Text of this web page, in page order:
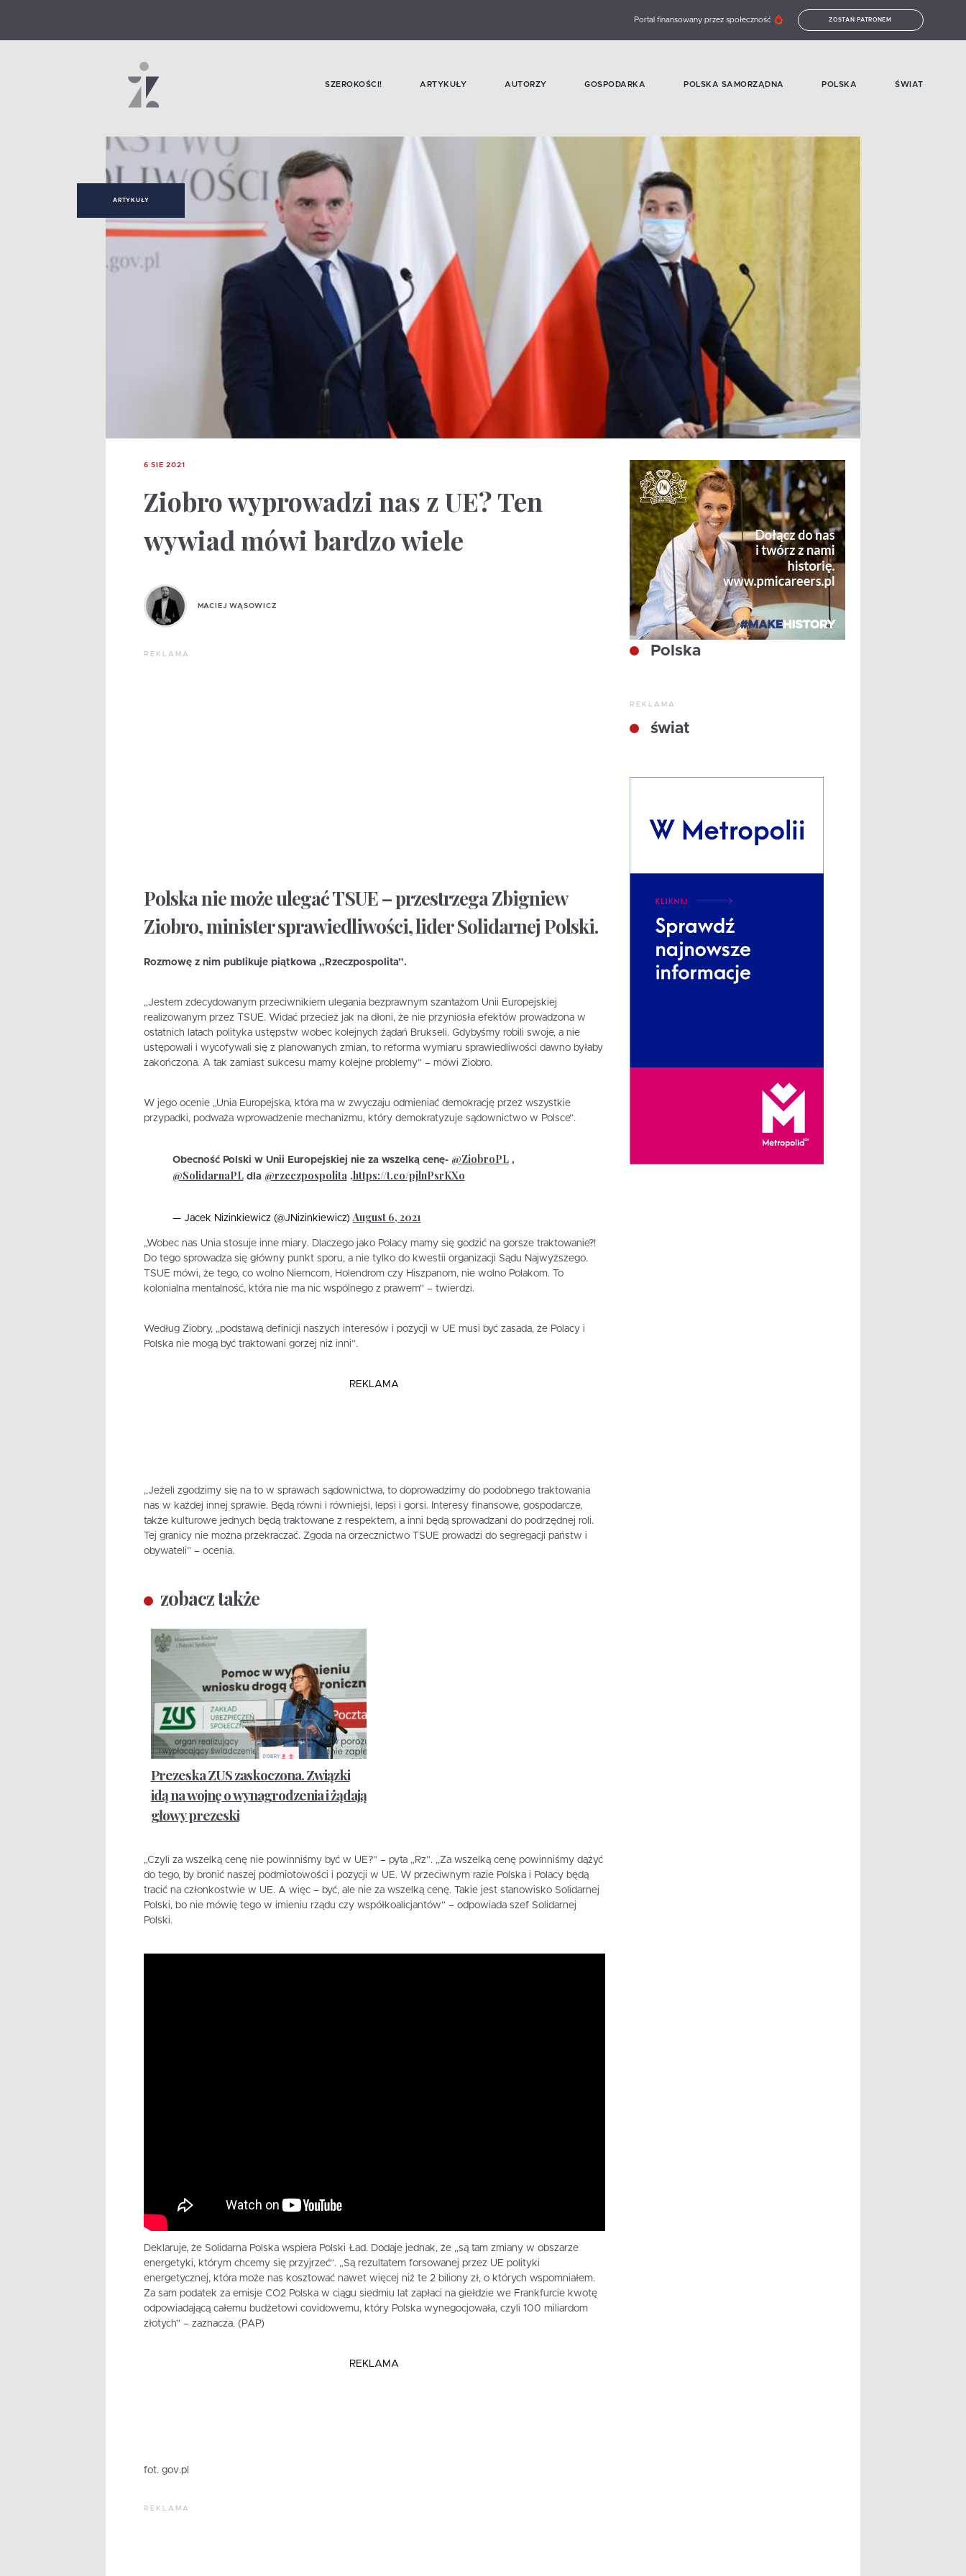
Portal finansowany przez społeczność ZOSTAŃ PATRONEM
SZEROKOŚCI! ARTYKUŁY AUTORZY GOSPODARKA POLSKA SAMORZĄDNA POLSKA ŚWIAT
ARTYKUŁY
6 SIE 2021
Ziobro wyprowadzi nas z UE? Ten
wywiad mówi bardzo wiele
MACIEJ WĄSOWICZ
REKLAMA
Polska nie może ulegać TSUE – przestrzega Zbigniew
Ziobro, minister sprawiedliwości, lider Solidarnej Polski.
Rozmowę z nim publikuje piątkowa „Rzeczpospolita”.
„Jestem zdecydowanym przeciwnikiem ulegania bezprawnym szantażom Unii Europejskiej
realizowanym przez TSUE. Widać przecież jak na dłoni, że nie przyniosła efektów prowadzona w
ostatnich latach polityka ustępstw wobec kolejnych żądań Brukseli. Gdybyśmy robili swoje, a nie
ustępowali i wycofywali się z planowanych zmian, to reforma wymiaru sprawiedliwości dawno byłaby
zakończona. A tak zamiast sukcesu mamy kolejne problemy” – mówi Ziobro.
W jego ocenie „Unia Europejska, która ma w zwyczaju odmieniać demokrację przez wszystkie
przypadki, podważa wprowadzenie mechanizmu, który demokratyzuje sądownictwo w Polsce”.
Obecność Polski w Unii Europejskiej nie za wszelką cenę- @ZiobroPL,
@SolidarnaPLdla @rzeczpospolita.https://t.co/pjlnPsrKXo
— Jacek Nizinkiewicz (@JNizinkiewicz)August 6, 2021
„Wobec nas Unia stosuje inne miary. Dlaczego jako Polacy mamy się godzić na gorsze traktowanie?!
Do tego sprowadza się główny punkt sporu, a nie tylko do kwestii organizacji Sądu Najwyższego.
TSUE mówi, że tego, co wolno Niemcom, Holendrom czy Hiszpanom, nie wolno Polakom. To
kolonialna mentalność, która nie ma nic wspólnego z prawem” – twierdzi.
Według Ziobry, „podstawą definicji naszych interesów i pozycji w UE musi być zasada, że Polacy i
Polska nie mogą być traktowani gorzej niż inni”.
REKLAMA
„Jeżeli zgodzimy się na to w sprawach sądownictwa, to doprowadzimy do podobnego traktowania
nas w każdej innej sprawie. Będą równi i równiejsi, lepsi i gorsi. Interesy finansowe, gospodarcze,
także kulturowe jednych będą traktowane z respektem, a inni będą sprowadzani do podrzędnej roli.
Tej granicy nie można przekraczać. Zgoda na orzecznictwo TSUE prowadzi do segregacji państw i
obywateli” – ocenia.
zobacz także
Prezeska ZUS zaskoczona. Związki
idą na wojnę o wynagrodzenia i żądają
głowy prezeski
„Czyli za wszelką cenę nie powinniśmy być w UE?” – pyta „Rz”. „Za wszelką cenę powinniśmy dążyć
do tego, by bronić naszej podmiotowości i pozycji w UE. W przeciwnym razie Polska i Polacy będą
tracić na członkostwie w UE. A więc – być, ale nie za wszelką cenę. Takie jest stanowisko Solidarnej
Polski, bo nie mówię tego w imieniu rządu czy współkoalicjantów” – odpowiada szef Solidarnej
Polski.
Deklaruje, że Solidarna Polska wspiera Polski Ład. Dodaje jednak, że „są tam zmiany w obszarze
energetyki, którym chcemy się przyjrzeć”. „Są rezultatem forsowanej przez UE polityki
energetycznej, która może nas kosztować nawet więcej niż te 2 biliony zł, o których wspomniałem.
Za sam podatek za emisje CO2 Polska w ciągu siedmiu lat zapłaci na giełdzie we Frankfurcie kwotę
odpowiadającą całemu budżetowi covidowemu, który Polska wynegocjowała, czyli 100 miliardom
złotych” – zaznacza. (PAP)
REKLAMA
fot. gov.pl
REKLAMA
Polska
REKLAMA
świat